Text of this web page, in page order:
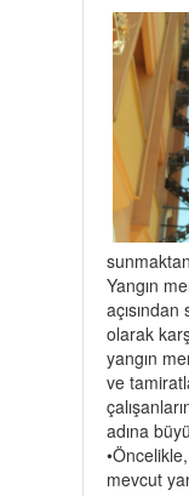
Yangın
olarak
yangın
ve
adına
mevcut